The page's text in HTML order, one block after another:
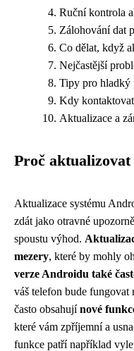
Ruční kontrola
Zálohování dat
Co dělat, když
Nejčastější
Tipy pro hladký
Kdy
Aktualizace a
Proč
Aktualizace systému
zdát jako otravné
spoustu výhod.
mezery, které by mohly
verze Androidu také
váš telefon bude
často obsahujínové
které vám zpříjemní a
funkce patří například